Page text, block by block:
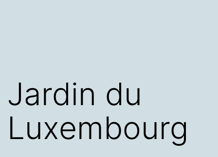
Jardin du
Luxembourg